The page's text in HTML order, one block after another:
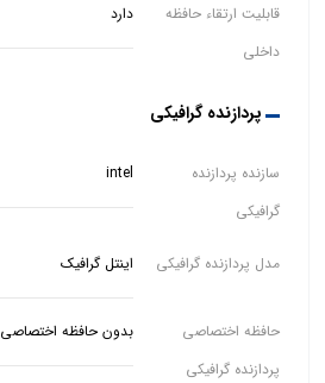
قابلیت ارتقاء حافظه
داخلی
دارد
پردازنده گرافیکی
سازنده پردازنده
گرافیکی
intel
مدل پردازنده گرافیکی اینتل گرافیک
حافظه اختصاصی
پردازنده گرافیکی
بدون حافظه اختصاصی